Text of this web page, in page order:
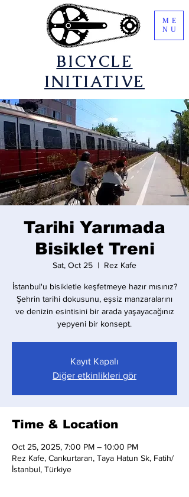
​BICYCLE
INITIATIVE
ME
NU
Tarihi Yarımada
Bisiklet Treni
Sat, Oct 25
  |
Rez Kafe
İstanbul'u bisikletle keşfetmeye hazır mısınız?
Şehrin tarihi dokusunu, eşsiz manzaralarını
ve denizin esintisini bir arada yaşayacağınız
yepyeni bir konsept.
Kayıt Kapalı
Diğer etkinlikleri gör
Time & Location
Oct 25, 2025, 7:00 PM – 10:00 PM
Rez Kafe, Cankurtaran, Taya Hatun Sk, Fatih/
İstanbul, Türkiye